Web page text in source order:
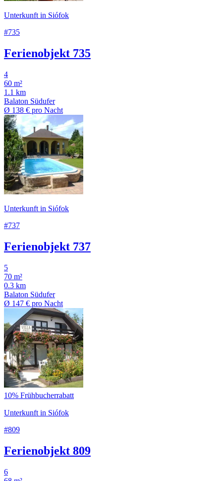
Unterkunft in Siófok
#735
Ferienobjekt 735
4
60 m²
1.1 km
Balaton Südufer
Ø 138 € pro Nacht
Unterkunft in Siófok
#737
Ferienobjekt 737
5
70 m²
0.3 km
Balaton Südufer
Ø 147 € pro Nacht
10% Frühbucherrabatt
Unterkunft in Siófok
#809
Ferienobjekt 809
6